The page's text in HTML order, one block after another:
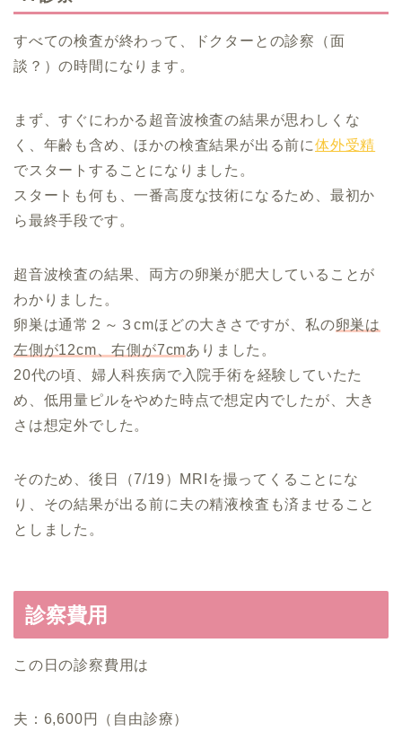
すべての検査が終わって、ドクターとの診察（面
談？）の時間になります。
まず、すぐにわかる超音波検査の結果が思わしくな
く、年齢も含め、ほかの検査結果が出る前に体外受精
でスタートすることになりました。
スタートも何も、一番高度な技術になるため、最初か
ら最終手段です。
超音波検査の結果、両方の卵巣が肥大していることが
わかりました。
卵巣は通常２～３cmほどの大きさですが、私の卵巣は
左側が12cm、右側が7cmありました。
20代の頃、婦人科疾病で入院手術を経験していたた
め、低用量ピルをやめた時点で想定内でしたが、大き
さは想定外でした。
そのため、後日（7/19）MRIを撮ってくることにな
り、その結果が出る前に夫の精液検査も済ませること
としました。
診察費用
この日の診察費用は
夫：6,600円（自由診療）